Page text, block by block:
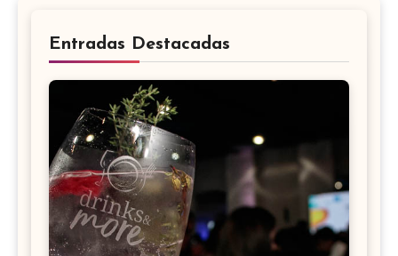
Entradas Destacadas